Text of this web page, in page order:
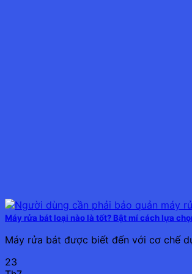
Máy rửa bát loại nào là tốt? Bật mí cách lựa
Máy rửa bát được biết đến với cơ chế
23